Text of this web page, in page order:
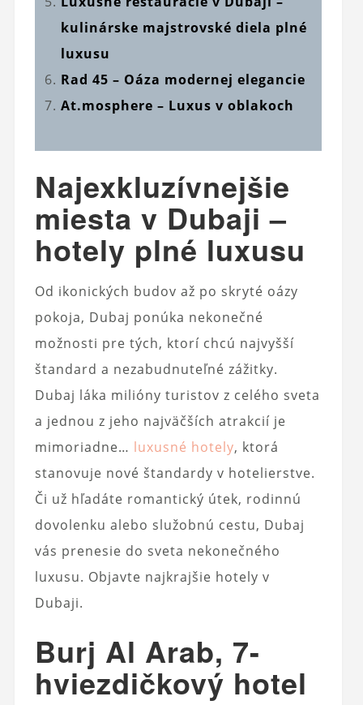
kulinárske majstrovské diela plné
luxusu
Rad 45 – Oáza modernej elegancie
At.mosphere – Luxus v oblakoch
Najexkluzívnejšie
miesta v Dubaji –
hotely plné luxusu
Od ikonických budov až po skryté oázy
pokoja, Dubaj ponúka nekonečné
možnosti pre tých, ktorí chcú najvyšší
štandard a nezabudnuteľné zážitky.
Dubaj láka milióny turistov z celého sveta
a jednou z jeho najväčších atrakcií je
mimoriadne… luxusné hotely, ktorá
stanovuje nové štandardy v hotelierstve.
Či už hľadáte romantický útek, rodinnú
dovolenku alebo služobnú cestu, Dubaj
vás prenesie do sveta nekonečného
luxusu. Objavte najkrajšie hotely v
Dubaji.
Burj Al Arab, 7-
hviezdičkový hotel